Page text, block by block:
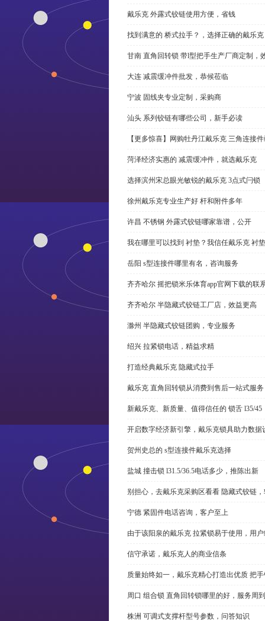
戴乐克 外露式铰链使用方便，省钱
找到满意的 桥式拉手？，选择正确的戴乐克
甘南 直角回转锁 带l型把手生产厂商定制，
大连 减震缓冲件批发，恭候莅临
宁波 固线夹专业定制，采购商
汕头 系列铰链有哪些公司，新手必读
【更多惊喜】网购牡丹江戴乐克 三角连接
菏泽经济实惠的 减震缓冲件，就选戴乐克
选择滨州宋总眼光敏锐的戴乐克 3点式闩锁
徐州戴乐克专业生产好 杆和附件多年
许昌 不锈钢 外露式铰链哪家靠谱，公开
我在哪里可以找到 衬垫？我信任戴乐克 衬
岳阳 s型连接件哪里有名，咨询服务
齐齐哈尔 摇把锁米乐体育app官网下载的联
齐齐哈尔 半隐藏式铰链工厂店，效益更高
滁州 半隐藏式铰链团购，专业服务
绍兴 拉紧锁电话，精益求精
打造经典戴乐克 隐藏式拉手
戴乐克 直角回转锁从消费到售后一站式服务
新戴乐克、新质量、值得信任的 锁舌 l35/45
开启数字经济新引擎，戴乐克锁具助力数据
贺州史总的 s型连接件戴乐克选择
盐城 撞击锁 l31.5/36.5电话多少，推陈出新
别担心，去戴乐克采购区看看 隐藏式铰链
宁德 紧固件电话咨询，客户至上
由于该阳泉的戴乐克 拉紧锁易于使用，用
信守承诺，戴乐克人的商业信条
质量始终如一，戴乐克精心打造出优质 把
周口 组合锁 直角回转锁哪里的好，服务周到
株洲 可调式支撑杆型号参数，问答知识